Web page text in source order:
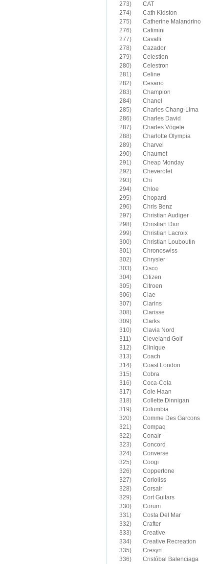
273)	CAT
274)	Cath Kidston
275)	Catherine Malandrino
276)	Catimini
277)	Cavalli
278)	Cazador
279)	Celestion
280)	Celestron
281)	Celine
282)	Cesario
283)	Champion
284)	Chanel
285)	Charles Chang-Lima
286)	Charles David
287)	Charles Vögele
288)	Charlotte Olympia
289)	Charvel
290)	Chaumet
291)	Cheap Monday
292)	Cheverolet
293)	Chi
294)	Chloe
295)	Chopard
296)	Chris Benz
297)	Christian Audiger
298)	Christian Dior
299)	Christian Lacroix
300)	Christian Louboutin
301)	Chronoswiss
302)	Chrysler
303)	Cisco
304)	Citizen
305)	Citroen
306)	Clae
307)	Clarins
308)	Clarisse
309)	Clarks
310)	Clavia Nord
311)	Cleveland Golf
312)	Clinique
313)	Coach
314)	Coast London
315)	Cobra
316)	Coca-Cola
317)	Cole Haan
318)	Collette Dinnigan
319)	Columbia
320)	Comme Des Garcons
321)	Compaq
322)	Conair
323)	Concord
324)	Converse
325)	Coogi
326)	Coppertone
327)	Corioliss
328)	Corsair
329)	Cort Guitars
330)	Corum
331)	Costa Del Mar
332)	Crafter
333)	Creative
334)	Creative Recreation
335)	Cresyn
336)	Cristóbal Balenciaga